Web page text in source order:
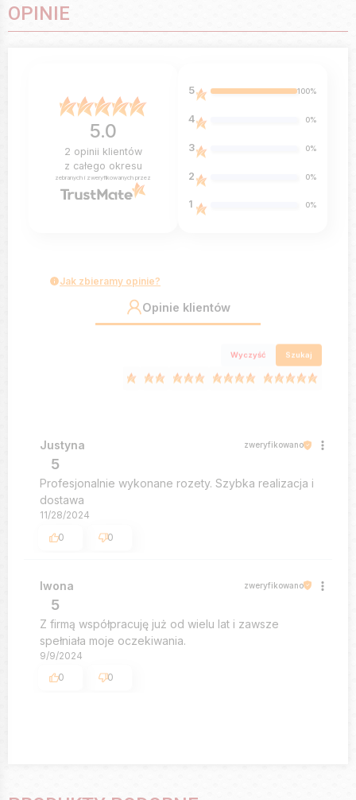
OPINIE
5.0
2 opinii klientów
z całego okresu
zebranych i zweryfikowanych przez
5 100%
4 0%
3 0%
2 0%
1 0%
Jak zbieramy opinie?
Opinie klientów
Wyczyść Szukaj
Justyna zweryfikowano
5
Profesjonalnie wykonane rozety. Szybka realizacja i
dostawa
11/28/2024
0
0
Iwona zweryfikowano
5
Z firmą współpracuję już od wielu lat i zawsze
spełniała moje oczekiwania.
9/9/2024
0
0